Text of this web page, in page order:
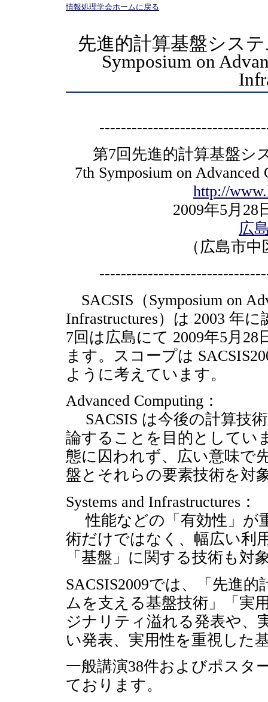
情報処理学会ホームに戻る
先進的計算基盤シス
Symposium on
第7回先進的計算基盤シ
7th Symposium on Advanced
http://
2009年5月28
広
（広島市
SACSIS（Symposium on
Infrastructures）は 2003 年
7回は広島にて 2009年5月
ます。スコープは
ように考えています。
Advanced Computing：
SACSIS は今後の計算技
論することを目的としてい
態に囚われず、広い意味で
盤とそれらの要素技術を対
Systems and Infrastructures：
性能などの「有効性」が
術だけではなく、幅広い利
「基盤」に関する技術も対
SACSIS2009では、「先進
ムを支える基盤技術」「実
ジナリティ溢れる発表や、
い発表、実用性を重視した
一般講演38件およびポスタ
ております。